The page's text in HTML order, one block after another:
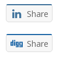
Share
Share